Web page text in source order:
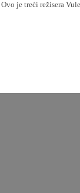
Ovo je treći režisera